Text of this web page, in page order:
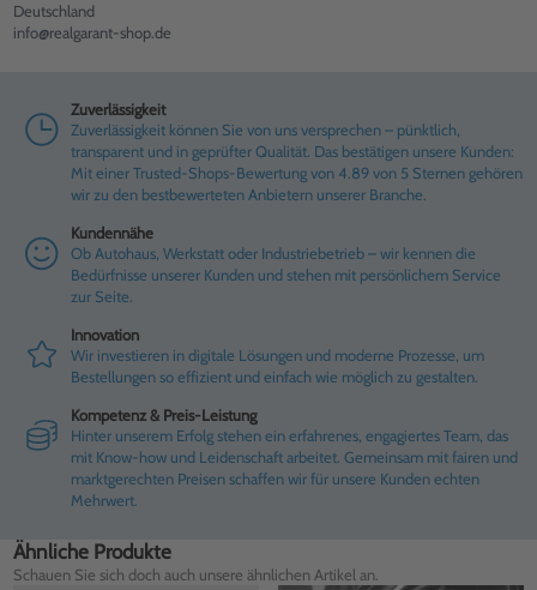
Deutschland
info@realgarant-shop.de
Zuverlässigkeit
Zuverlässigkeit können Sie von uns versprechen – pünktlich,
transparent und in geprüfter Qualität. Das bestätigen unsere Kunden:
Mit einer Trusted-Shops-Bewertung von 4.89 von 5 Sternen gehören
wir zu den bestbewerteten Anbietern unserer Branche.
Kundennähe
Ob Autohaus, Werkstatt oder Industriebetrieb – wir kennen die
Bedürfnisse unserer Kunden und stehen mit persönlichem Service
zur Seite.
Innovation
Wir investieren in digitale Lösungen und moderne Prozesse, um
Bestellungen so effizient und einfach wie möglich zu gestalten.
Kompetenz & Preis-Leistung
Hinter unserem Erfolg stehen ein erfahrenes, engagiertes Team, das
mit Know-how und Leidenschaft arbeitet. Gemeinsam mit fairen und
marktgerechten Preisen schaffen wir für unsere Kunden echten
Mehrwert.
Ähnliche Produkte
Schauen Sie sich doch auch unsere ähnlichen Artikel an.